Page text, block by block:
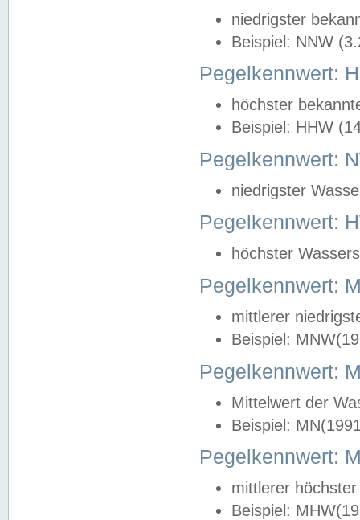
niedrigster
Beispiel: NNW
Pegelkennwert:
höchster
Beispiel: HHW
Pegelkennwert:
niedrigster
Pegelkennwert:
höchster
Pegelkennwert:
mittlerer
Beispiel:
Pegelkennwert:
Mittelwert der
Beispiel:
Pegelkennwert:
mittlerer
Beispiel: